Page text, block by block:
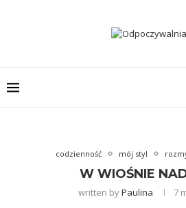
codzienność mój styl
W WIOŚNIE
written byPaulina 7